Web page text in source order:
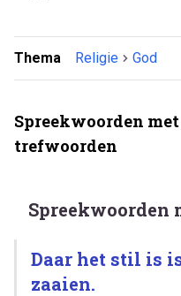
Thema Religie God
Spreekwoorden
trefwoorden
Spreekwoorden
Daar het stil is
zaaien.